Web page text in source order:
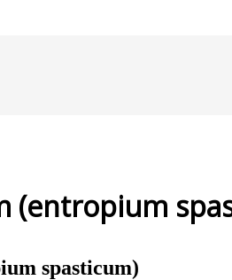
(entropium
spasticum)